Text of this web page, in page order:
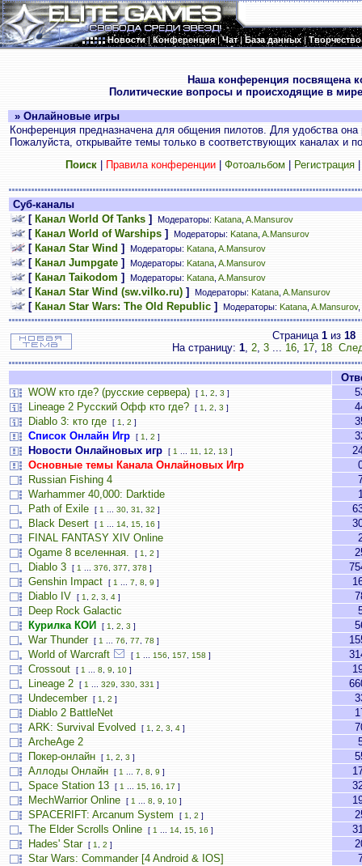
Новости|Конференция|Чат|База данных|Творчество
Наша конференция посвящена
Политические вопросы и происходящие в
» Онлайновые игры
Конференция предназначена для общения пилотов. Для удобства
Пожалуйста, открывайте темы только в соответствующих каналах и
Поиск| Правила конференции| Фотоальбом Регистрация
Суб-каналы
[ Канал World Of Tanks ] Модераторы: Katana A.Mansurov
[ Канал World of Warships ] Модераторы: Katana A.Mansurov
[ Канал Star Wind ] Модераторы: Katana A.Mansurov
[ Канал Jumpgate ] Модераторы: Katana A.Mansurov
[ Канал Taikodom ] Модераторы: Katana A.Mansurov
[ Канал Star Wind (sw.vilko.ru) ] Модераторы: Katana A.Mansurov
[ Канал Star Wars: The Old Republic ] Модераторы: Katana A.Mansurov,
Страница 1из 18
На страницу: 1, 2, 3 ... 16, 17, 18
WOW кто где? (русские сервера)
[ 1 2 3 ]
Lineage 2 Русский Офф кто где?
[ 1 2 3 ]
Diablo 3: кто где
[ 1 2 ]
Список Онлайн Игр
[ 1 2 ]
Новости Онлайновых игр
[ 1 11 12 13 ]
Основные темы Канала Онлайновых Игр
Russian Fishing 4
Warhammer 40,000: Darktide
Path of Exile
[ 1 30 31 32 ]
Black Desert
[ 1 14 15 16 ]
FINAL FANTASY XIV Online
Ogame 8 вселенная.
[ 1 2 ]
Diablo 3
[ 1 376 377 378 ]
Genshin Impact
[ 1 7 8 9 ]
Diablo IV
[ 1 2 3 4 ]
Deep Rock Galactic
Курилка КОИ
[ 1 2 3 ]
War Thunder
[ 1 76 77 78 ]
World of Warcraft
[ 1 156 157 158 ]
Crossout
[ 1 8 9 10 ]
Lineage 2
[ 1 329 330 331 ]
Undecember
[ 1 2 ]
Diablo 2 BattleNet
ARK: Survival Evolved
[ 1 2 3 4 ]
ArcheAge 2
Покер-онлайн
[ 1 2 3 ]
Аллоды Онлайн
[ 1 7 8 9 ]
Space Station 13
[ 1 15 16 17 ]
MechWarrior Online
[ 1 8 9 10 ]
SPACERIFT: Arcanum System
[ 1 2 ]
The Elder Scrolls Online
[ 1 14 15 16 ]
Hades' Star
[ 1 2 ]
Star Wars: Commander [4 Android & IOS]